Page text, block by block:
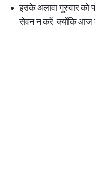
इसके अलावा गुरुवार को
सेवन न करें. क्योंकि आज